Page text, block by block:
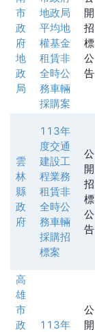
市
政
府
地
政
局
地政局
平均地
權基金
租賃非
全時公
務車輛
採購案
開
招
標
公
告
雲
林
縣
政
府
113年
度交通
建設工
程業務
租賃非
全時公
務車輛
採購招
標案
公
開
招
標
公
告
高
雄
市
政
113年
公
開